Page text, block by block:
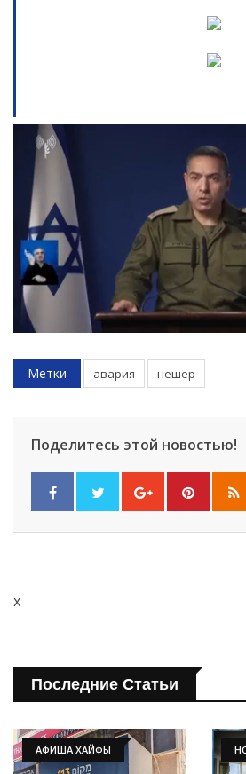
Метки авария нешер
Поделитесь этой новостью!
x
Последние Статьи
АФИША ХАЙФЫ